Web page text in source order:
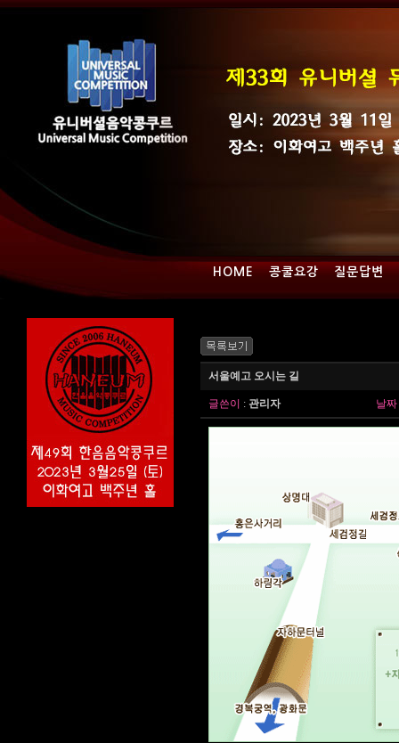
HOME 콩쿨요강 질문답변
서울예고 오시는 길
글쓴이 : 관리자 날짜